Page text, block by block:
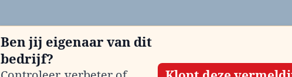
Ben jij eigenaar van dit
bedrijf?